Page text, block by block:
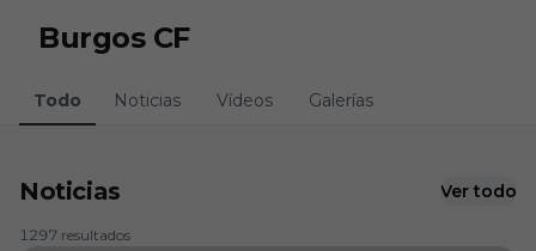
Burgos CF
Todo Noticias Vídeos Galerías
Noticias Ver todo
1297 resultados